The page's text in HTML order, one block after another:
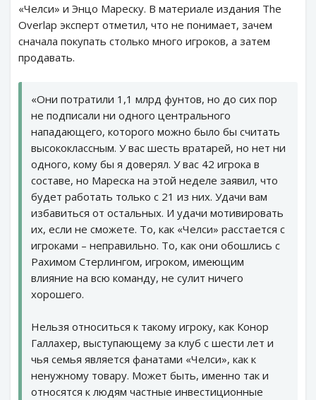
«Челси» и Энцо Мареску. В материале издания The
Overlap эксперт отметил, что не понимает, зачем
сначала покупать столько много игроков, а затем
продавать.
«Они потратили 1,1 млрд фунтов, но до сих пор
не подписали ни одного центрального
нападающего, которого можно было бы считать
высококлассным. У вас шесть вратарей, но нет ни
одного, кому бы я доверял. У вас 42 игрока в
составе, но Мареска на этой неделе заявил, что
будет работать только с 21 из них. Удачи вам
избавиться от остальных. И удачи мотивировать
их, если не сможете. То, как «Челси» расстается с
игроками – неправильно. То, как они обошлись с
Рахимом Стерлингом, игроком, имеющим
влияние на всю команду, не сулит ничего
хорошего.
Нельзя относиться к такому игроку, как Конор
Галлахер, выступающему за клуб с шести лет и
чья семья является фанатами «Челси», как к
ненужному товару. Может быть, именно так и
относятся к людям частные инвестиционные